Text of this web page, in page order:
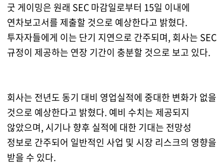
굿 게이밍은 원래 SEC 마감일로부터 15일 이내에
연차보고서를 제출할 것으로 예상한다고 밝혔다.
투자자들에게 이는 단기 지연으로 간주되며, 회사는 SEC
규정이 제공하는 연장 기간이 충분할 것으로 보고 있다.
회사는 전년도 동기 대비 영업실적에 중대한 변화가 없을
것으로 예상한다고 밝혔다. 예비 수치는 제공되지
않았으며, 시기나 향후 실적에 대한 기대는 전망성
정보로 간주되어 일반적인 사업 및 시장 리스크의 영향을
받을 수 있다.